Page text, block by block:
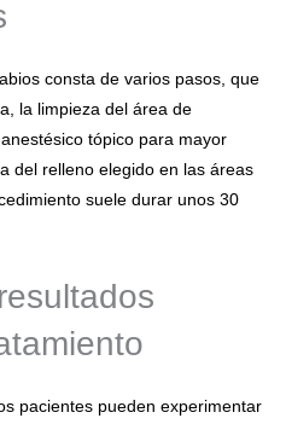
consta de varios pasos, que
la limpieza del área de
tópico para mayor
del relleno elegido en las áreas
suele durar unos 30
pacientes pueden experimentar